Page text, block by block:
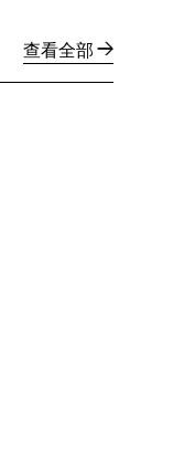
查看全部